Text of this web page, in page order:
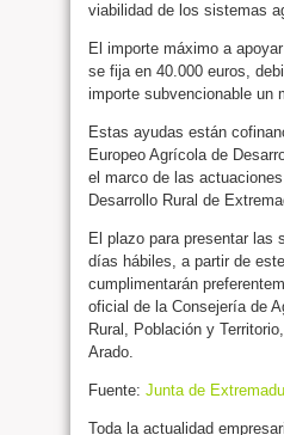
viabilidad de los sistemas
El importe máximo a
se fija en 40.000 euros,
importe subvencionable un
Estas ayudas están
Europeo Agrícola de
el marco de las
Desarrollo Rural de
El plazo para presentar las
días hábiles, a partir de
cumplimentarán
oficial de la Consejería de
Rural, Población y
Arado.
Fuente: Junta de
Toda la actualidad